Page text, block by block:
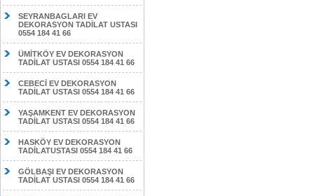
SEYRANBAGLARI EV
DEKORASYON TADİLAT USTASI
0554 184 41 66
ÜMİTKÖY EV DEKORASYON
TADİLAT USTASI 0554 184 41 66
CEBECİ EV DEKORASYON
TADİLAT USTASI 0554 184 41 66
YAŞAMKENT EV DEKORASYON
TADİLAT USTASI 0554 184 41 66
HASKÖY EV DEKORASYON
TADİLATUSTASI 0554 184 41 66
GÖLBAŞI EV DEKORASYON
TADİLAT USTASI 0554 184 41 66